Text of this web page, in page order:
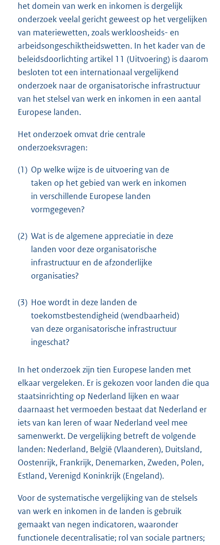
het domein van werk en inkomen is dergelijk
onderzoek veelal gericht geweest op het vergelijken
van materiewetten, zoals werkloosheids- en
arbeidsongeschiktheidswetten. In het kader van de
beleidsdoorlichting artikel 11 (Uitvoering) is daarom
besloten tot een internationaal vergelijkend
onderzoek naar de organisatorische infrastructuur
van het stelsel van werk en inkomen in een aantal
Europese landen.
Het onderzoek omvat drie centrale
onderzoeksvragen:
(1) Op welke wijze is de uitvoering van de
taken op het gebied van werk en inkomen
in verschillende Europese landen
vormgegeven?
(2) Wat is de algemene appreciatie in deze
landen voor deze organisatorische
infrastructuur en de afzonderlijke
organisaties?
(3) Hoe wordt in deze landen de
toekomstbestendigheid (wendbaarheid)
van deze organisatorische infrastructuur
ingeschat?
In het onderzoek zijn tien Europese landen met
elkaar vergeleken. Er is gekozen voor landen die qua
staatsinrichting op Nederland lijken en waar
daarnaast het vermoeden bestaat dat Nederland er
iets van kan leren of waar Nederland veel mee
samenwerkt. De vergelijking betreft de volgende
landen: Nederland, België (Vlaanderen), Duitsland,
Oostenrijk, Frankrijk, Denemarken, Zweden, Polen,
Estland, Verenigd Koninkrijk (Engeland).
Voor de systematische vergelijking van de stelsels
van werk en inkomen in de landen is gebruik
gemaakt van negen indicatoren, waaronder
functionele decentralisatie; rol van sociale partners;